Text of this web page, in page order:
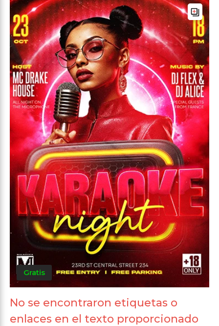
Gratis
No se encontraron etiquetas o
enlaces en el texto proporcionado